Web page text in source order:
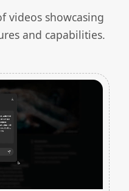
videos showcasing
and capabilities.